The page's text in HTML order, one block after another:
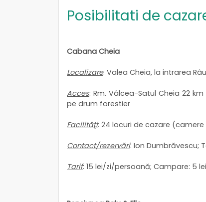
Posibilitati de
Cabana Cheia
Localizare: Valea Cheia, la intrarea
Acces: Rm. Vâlcea-Satul Cheia 22
pe drum forestier
Facilităţi: 24 locuri de cazare
Contact/rezervări: Ion Dumbrăvescu;
Tarif: 15 lei/zi/persoană; Campare: 5